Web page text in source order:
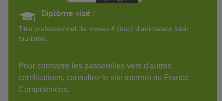
Diplôme visé :
Titre professionnel de niveau 4 (bac) d'animateur loisir
tourisme.
Pour connaitre les passerelles vers d'autres
certifications, consultez le site internet de France
Compétences.